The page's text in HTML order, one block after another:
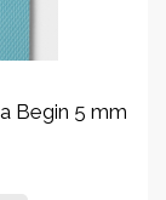
Begin 5 mm